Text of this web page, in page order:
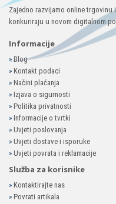
Zajedno razvijamo online
konkuriraju u novom digitalnom
Informacije
»Blog
» Kontakt podaci
» Načini plaćanja
» Izjava o sigurnosti
» Politika privatnosti
» Informacije o tvrtki
» Uvjeti poslovanja
» Uvjeti dostave i isporuke
» Uvjeti povrata i reklamacije
Služba za korisnike
» Kontaktirajte nas
» Povrati artikala